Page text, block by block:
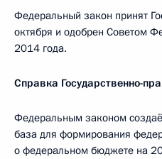
Федеральный закон принят
октября и одобрен Советом
2014 года.
Справка Государственно-
Федеральным законом
база для формирования
о федеральном бюджете на